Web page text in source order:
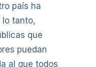
país ha
lo tanto,
que
puedan
al que todos